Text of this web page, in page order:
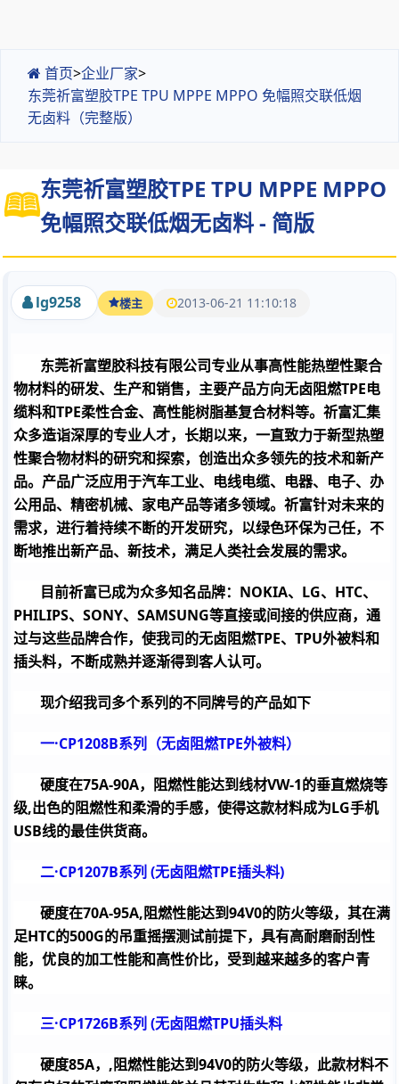
首页>企业厂家>
东莞祈富塑胶TPE TPU MPPE MPPO 免幅照交联低烟
无卤料（完整版）
东莞祈富塑胶TPE TPU MPPE MPPO
免幅照交联低烟无卤料 - 简版
lg9258 楼主 2013-06-21 11:10:18
东莞祈富塑胶科技有限公司专业从事高性能热塑性聚合
物材料的研发、生产和销售，主要产品方向无卤阻燃TPE电
缆料和TPE柔性合金、高性能树脂基复合材料等。祈富汇集
众多造诣深厚的专业人才，长期以来，一直致力于新型热塑
性聚合物材料的研究和探索，创造出众多领先的技术和新产
品。产品广泛应用于汽车工业、电线电缆、电器、电子、办
公用品、精密机械、家电产品等诸多领域。祈富针对未来的
需求，进行着持续不断的开发研究，以绿色环保为己任，不
断地推出新产品、新技术，满足人类社会发展的需求。
目前祈富已成为众多知名品牌：NOKIA、LG、HTC、
PHILIPS、SONY、SAMSUNG等直接或间接的供应商，通
过与这些品牌合作，使我司的无卤阻燃TPE、TPU外被料和
插头料，不断成熟并逐渐得到客人认可。
现介绍我司多个系列的不同牌号的产品如下
一·CP1208B系列（无卤阻燃TPE外被料）
硬度在75A-90A，阻燃性能达到线材VW-1的垂直燃烧等
级,出色的阻燃性和柔滑的手感，使得这款材料成为LG手机
USB线的最佳供货商。
二·CP1207B系列 (无卤阻燃TPE插头料)
硬度在70A-95A,阻燃性能达到94V0的防火等级，其在满
足HTC的500G的吊重摇摆测试前提下，具有高耐磨耐刮性
能，优良的加工性能和高性价比，受到越来越多的客户青
睐。
三·CP1726B系列 (无卤阻燃TPU插头料
硬度85A， ,阻燃性能达到94V0的防火等级，此款材料不